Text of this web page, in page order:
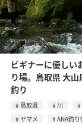
ビギナーに優しい
り場。鳥取県 大
釣り
鳥取県 川
ヤマメ
ANA釣